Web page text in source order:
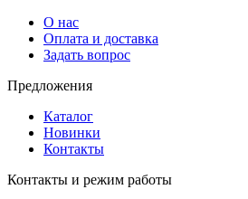
О нас
Оплата и доставка
Задать вопрос
Предложения
Каталог
Новинки
Контакты
Контакты и режим работы